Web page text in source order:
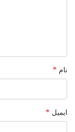
نام *
ایمیل *